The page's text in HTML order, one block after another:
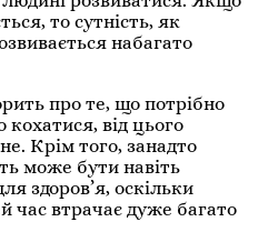
то сутність, як
набагато
про те, що потрібно
кохатися, від цього
Крім того, занадто
може бути навіть
здоров’я, оскільки
час втрачає дуже багато